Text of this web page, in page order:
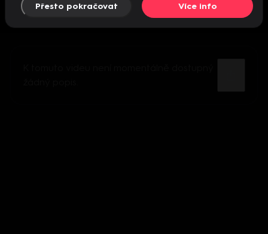
Přesto pokračovat Více info